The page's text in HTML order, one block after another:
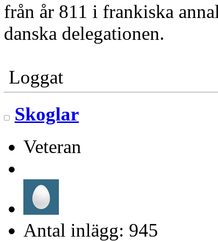
från år 811 i frankiska
danska delegationen.
Loggat
Skoglar
Veteran
Antal inlägg: 945